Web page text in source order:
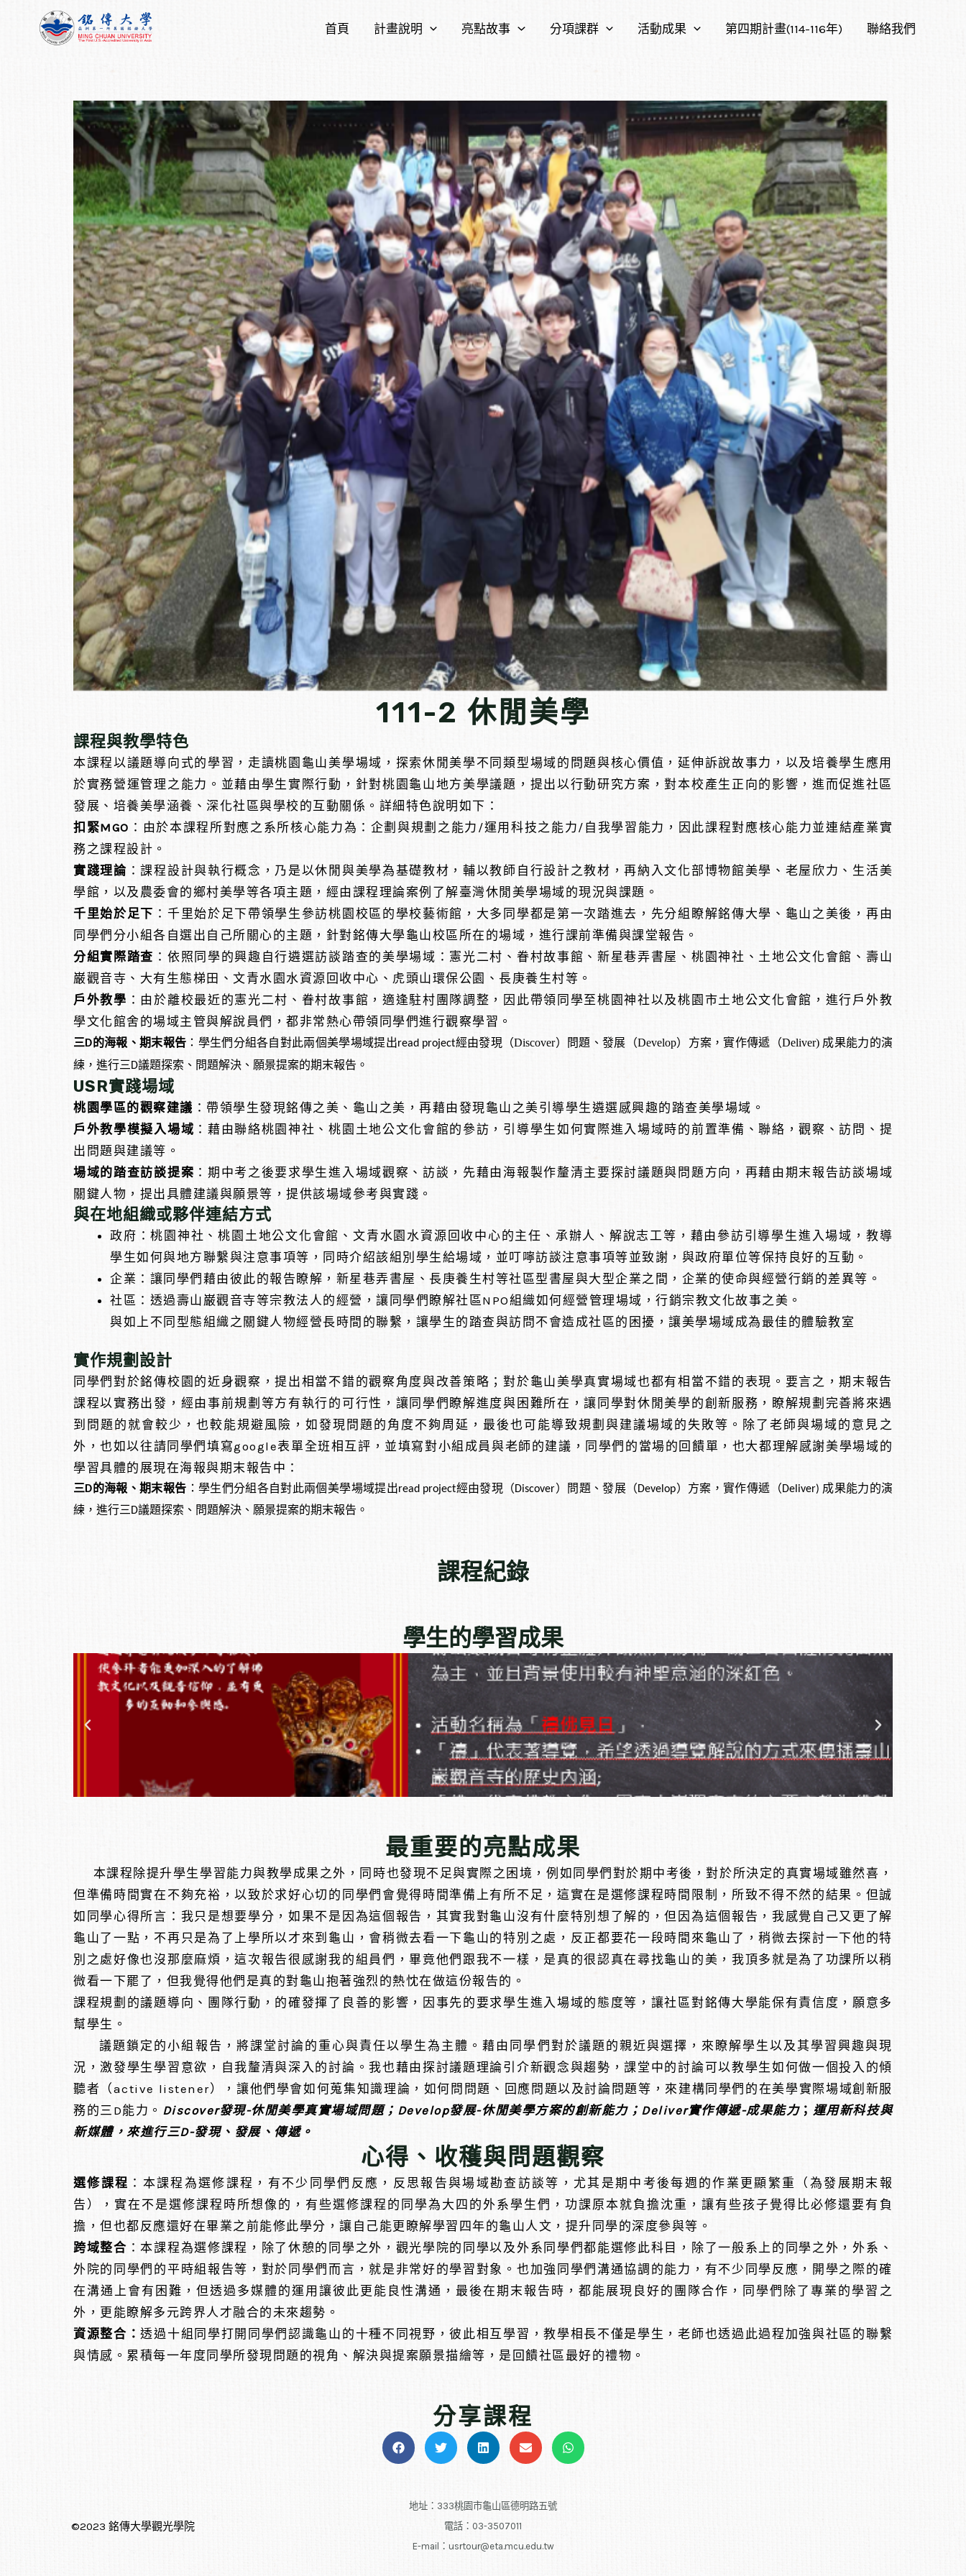
首頁 計畫說明 亮點故事 分項課群 活動成果 第四期計畫(114-116年) 聯絡我們
111-2 休閒美學
課程與教學特色
本課程以議題導向式的學習，走讀桃園龜山美學場域，探索休閒美學不同類型場域的問題與核心價值，延伸訴說故事力，以及培養學生應用
於實務營運管理之能力。並藉由學生實際行動，針對桃園龜山地方美學議題，提出以行動研究方案，對本校產生正向的影響，進而促進社區
發展、培養美學涵養、深化社區與學校的互動關係。詳細特色說明如下：
扣緊MGO ：由於本課程所對應之系所核心能力為：企劃與規劃之能力/運用科技之能力/自我學習能力，因此課程對應核心能力並連結產業實
務之課程設計。
實踐理論 ：課程設計與執行概念，乃是以休閒與美學為基礎教材，輔以教師自行設計之教材，再納入文化部博物館美學、老屋欣力、生活美
學館，以及農委會的鄉村美學等各項主題，經由課程理論案例了解臺灣休閒美學場域的現況與課題。
千里始於足下 ：千里始於足下帶領學生參訪桃園校區的學校藝術館，大多同學都是第一次踏進去，先分組瞭解銘傳大學、龜山之美後，再由
同學們分小組各自選出自己所關心的主題，針對銘傳大學龜山校區所在的場域，進行課前準備與課堂報告。
分組實際踏查 ：依照同學的興趣自行遴選訪談踏查的美學場域：憲光二村、眷村故事館、新星巷弄書屋、桃園神社、土地公文化會館、壽山
巌觀音寺、大有生態梯田、文青水園水資源回收中心、虎頭山環保公園、長庚養生村等。
戶外教學 ：由於離校最近的憲光二村、眷村故事館，適逢駐村團隊調整，因此帶領同學至桃園神社以及桃園市土地公文化會館，進行戶外教
學文化館舍的場域主管與解說員們，都非常熱心帶領同學們進行觀察學習。
三D的海報、期末報告 ：學生們分組各自對此兩個美學場域提出read project經由發現（Discover）問題、發展（Develop）方案，實作傳遞（Deliver) 成果能力的演
練，進行三 D議題探索、問題解決、願景提案的期末報告。
USR實踐場域
桃園學區的觀察建議 ：帶領學生發現銘傳之美、龜山之美，再藉由發現龜山之美引導學生遴選感興趣的踏查美學場域。
戶外教學模擬入場域 ：藉由聯絡桃園神社、桃園土地公文化會館的參訪，引導學生如何實際進入場域時的前置準備、聯絡，觀察、訪問、提
出問題與建議等。
場域的踏查訪談提案 ：期中考之後要求學生進入場域觀察、訪談，先藉由海報製作釐清主要探討議題與問題方向，再藉由期末報告訪談場域
關鍵人物，提出具體建議與願景等，提供該場域參考與實踐。
與在地組織或夥伴連結方式
政府：桃園神社、桃園土地公文化會館、文青水園水資源回收中心的主任、承辦人、解說志工等，藉由參訪引導學生進入場域，教導
學生如何與地方聯繫與注意事項等，同時介紹該組別學生給場域，並叮嚀訪談注意事項等並致謝，與政府單位等保持良好的互動。
企業：讓同學們藉由彼此的報告瞭解，新星巷弄書屋、長庚養生村等社區型書屋與大型企業之間，企業的使命與經營行銷的差異等。
社區：透過壽山巌觀音寺等宗教法人的經營，讓同學們瞭解社區NPO組織如何經營管理場域，行銷宗教文化故事之美。
與如上不同型態組織之關鍵人物經營長時間的聯繫，讓學生的踏查與訪問不會造成社區的困擾，讓美學場域成為最佳的體驗教室
實作規劃設計
同學們對於銘傳校園的近身觀察，提出相當不錯的觀察角度與改善策略；對於龜山美學真實場域也都有相當不錯的表現。要言之，期末報告
課程以實務出發，經由事前規劃等方有執行的可行性，讓同學們瞭解進度與困難所在，讓同學對休閒美學的創新服務，瞭解規劃完善將來遇
到問題的就會較少，也較能規避風險，如發現問題的角度不夠周延，最後也可能導致規劃與建議場域的失敗等。除了老師與場域的意見之
外，也如以往請同學們填寫google表單全班相互評，並填寫對小組成員與老師的建議，同學們的當場的回饋單，也大都理解感謝美學場域的
學習具體的展現在海報與期末報告中：
三D的海報、期末報告 ：學生們分組各自對此兩個美學場域提出read project經由發現（Discover）問題、發展（Develop）方案，實作傳遞（Deliver) 成果能力的演
練，進行三D議題探索、問題解決、願景提案的期末報告。
課程紀錄
學生的學習成果
最重要的亮點成果
本課程除提升學生學習能力與教學成果之外，同時也發現不足與實際之困境，例如同學們對於期中考後，對於所決定的真實場域雖然喜，
但準備時間實在不夠充裕，以致於求好心切的同學們會覺得時間準備上有所不足，這實在是選修課程時間限制，所致不得不然的結果。但誠
如同學心得所言：我只是想要學分，如果不是因為這個報告，其實我對龜山沒有什麼特別想了解的，但因為這個報告，我感覺自己又更了解
龜山了一點，不再只是為了上學所以才來到龜山，會稍微去看一下龜山的特別之處，反正都要花一段時間來龜山了，稍微去探討一下他的特
別之處好像也沒那麼麻煩，這次報告很感謝我的組員們，畢竟他們跟我不一樣，是真的很認真在尋找龜山的美，我頂多就是為了功課所以稍
微看一下罷了，但我覺得他們是真的對龜山抱著強烈的熱忱在做這份報告的。
課程規劃的議題導向、團隊行動，的確發揮了良善的影響，因事先的要求學生進入場域的態度等，讓社區對銘傳大學能保有責信度，願意多
幫學生。
議題鎖定的小組報告，將課堂討論的重心與責任以學生為主體。藉由同學們對於議題的親近與選擇，來瞭解學生以及其學習興趣與現
況，激發學生學習意欲，自我釐清與深入的討論。我也藉由探討議題理論引介新觀念與趨勢，課堂中的討論可以教學生如何做一個投入的傾
聽者（active listener），讓他們學會如何蒐集知識理論，如何問問題、回應問題以及討論問題等，來建構同學們的在美學實際場域創新服
務的三D能力。 Discover發現-休閒美學真實場域問題；Develop發展-休閒美學方案的創新能力；Deliver實作傳遞-成果能力； 運用新科技與
新媒體，來進行三D-發現、發展、傳遞。
心得、收穫與問題觀察
選修課程 ：本課程為選修課程，有不少同學們反應，反思報告與場域勘查訪談等，尤其是期中考後每週的作業更顯繁重（為發展期末報
告），實在不是選修課程時所想像的，有些選修課程的同學為大四的外系學生們，功課原本就負擔沈重，讓有些孩子覺得比必修還要有負
擔，但也都反應還好在畢業之前能修此學分，讓自己能更瞭解學習四年的龜山人文，提升同學的深度參與等。
跨域整合 ：本課程為選修課程，除了休憩的同學之外，觀光學院的同學以及外系同學們都能選修此科目，除了一般系上的同學之外，外系、
外院的同學們的平時組報告等，對於同學們而言，就是非常好的學習對象。也加強同學們溝通協調的能力，有不少同學反應，開學之際的確
在溝通上會有困難，但透過多媒體的運用讓彼此更能良性溝通，最後在期末報告時，都能展現良好的團隊合作，同學們除了專業的學習之
外，更能瞭解多元跨界人才融合的未來趨勢。
資源整合：透過十組同學打開同學們認識龜山的十種不同視野，彼此相互學習，教學相長不僅是學生，老師也透過此過程加強與社區的聯繫
與情感。累積每一年度同學所發現問題的視角、解決與提案願景描繪等，是回饋社區最好的禮物。
分享課程
©2023 銘傳大學觀光學院
地址：333桃園市龜山區德明路五號
電話：03-3507011
E-mail：usrtour@eta.mcu.edu.tw